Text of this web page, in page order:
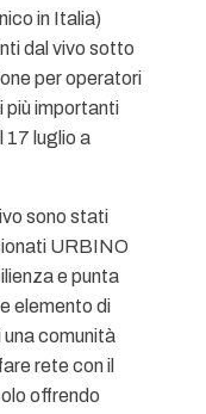
in Italia)
dal vivo sotto
per operatori
più importanti
17 luglio a
sono stati
URBINO
e punta
elemento di
comunità
rete con il
offrendo